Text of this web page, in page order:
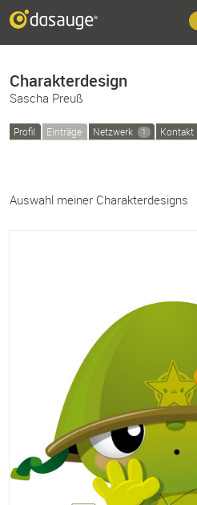
Charakterdesign
Sascha Preuß
Profil Einträge Netzwerk 1 Kontakt
Auswahl meiner Charakterdesigns